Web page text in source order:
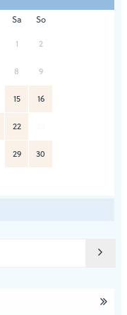
Sa
So
1
2
8 9
15 16
22
29 30